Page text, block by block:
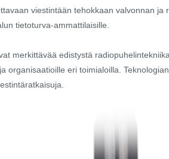
viestintään tehokkaan valvonnan
tietoturva-ammattilaisille.
merkittävää edistystä
organisaatioille eri toimialoilla.